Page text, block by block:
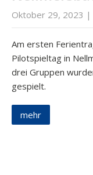
Oktober 29, 2023 |
Am ersten
Pilotspieltag in
drei Gruppen
gespielt.
mehr